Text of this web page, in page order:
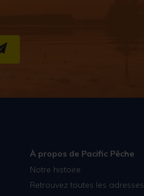
S''INSCRIRE
À propos de Pacific Pêche
Notre histoire
Retrouvez toutes les